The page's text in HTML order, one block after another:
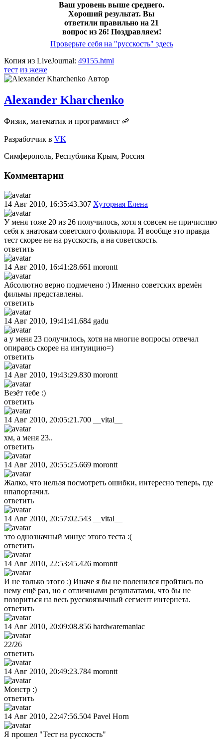
Ваш уровень выше среднего.
Хороший результат. Вы
ответили правильно на 21
вопрос из 26! Поздравляем!
Проверьте себя на "русскость" здесь
Копия из LiveJournal: 49155.html
тест из жеже
Автор
Alexander Kharchenko
Физик, математик и программист 🦐
Разработчик в VK
Симферополь, Республика Крым, Россия
Комментарии
14 Авг 2010, 16:35:43.307 Хуторная Елена
У меня тоже 20 из 26 получилось, хотя я совсем не причисляю
себя к знатокам советского фольклора. И вообще это правда
тест скорее не на русскость, а на советскость.
ответить
14 Авг 2010, 16:41:28.661 morontt
Абсолютно верно подмечено :) Именно советских времён
фильмы представлены.
ответить
14 Авг 2010, 19:41:41.684 gadu
а у меня 23 получилось, хотя на многие вопросы отвечал
опираясь скорее на интуицию=)
ответить
14 Авг 2010, 19:43:29.830 morontt
Везёт тебе :)
ответить
14 Авг 2010, 20:05:21.700 __vital__
хм, а меня 23..
ответить
14 Авг 2010, 20:55:25.669 morontt
Жалко, что нельзя посмотреть ошибки, интересно теперь, где
нпапортачил.
ответить
14 Авг 2010, 20:57:02.543 __vital__
это однозначный минуc этого теста :(
ответить
14 Авг 2010, 22:53:45.426 morontt
И не только этого :) Иначе я бы не поленился пройтись по
нему ещё раз, но с отличными результатами, что бы не
позориться на весь русскоязычный сегмент интернета.
ответить
14 Авг 2010, 20:09:08.856 hardwaremaniac
22/26
ответить
14 Авг 2010, 20:49:23.784 morontt
Монстр :)
ответить
14 Авг 2010, 22:47:56.504 Pavel Horn
Я прошел "Тест на русскость"